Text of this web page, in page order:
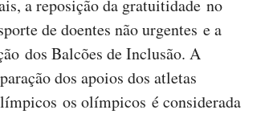
a reposição da gratuitidade no
de doentes não urgentes e a
dos Balcões de Inclusão. A
dos apoios dos atletas
os olímpicos é considerada